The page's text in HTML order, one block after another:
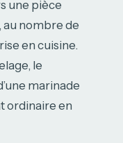
une pièce
au nombre de
en cuisine.
le
marinade
ordinaire en